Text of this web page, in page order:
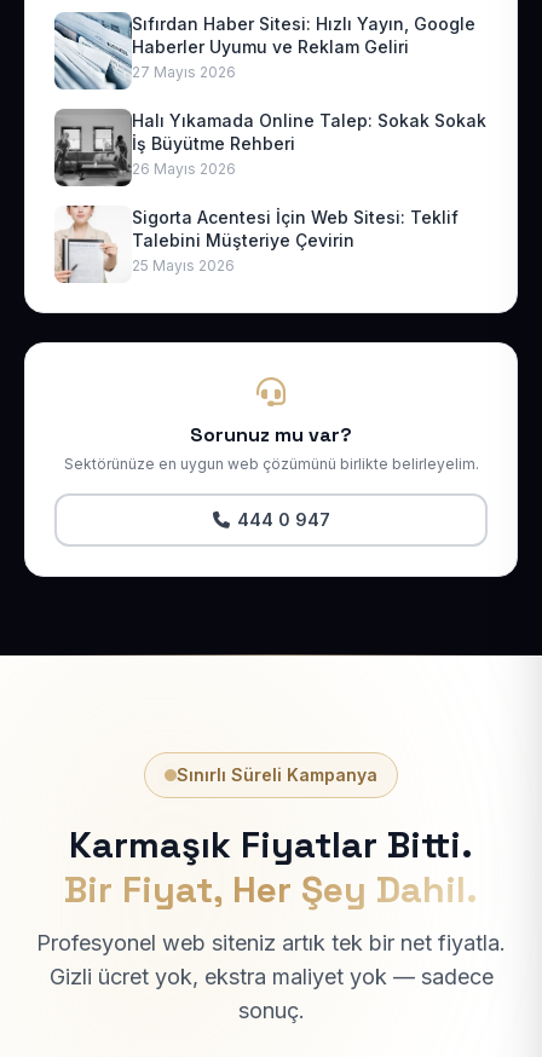
Sıfırdan Haber Sitesi: Hızlı Yayın, Google
Haberler Uyumu ve Reklam Geliri
27 Mayıs 2026
Halı Yıkamada Online Talep: Sokak Sokak
İş Büyütme Rehberi
26 Mayıs 2026
Sigorta Acentesi İçin Web Sitesi: Teklif
Talebini Müşteriye Çevirin
25 Mayıs 2026
Sorunuz mu var?
Sektörünüze en uygun web çözümünü birlikte belirleyelim.
444 0 947
Sınırlı Süreli Kampanya
Karmaşık Fiyatlar Bitti.
Bir Fiyat, Her Şey Dahil.
Profesyonel web siteniz artık tek bir net fiyatla.
Gizli ücret yok, ekstra maliyet yok — sadece
sonuç.